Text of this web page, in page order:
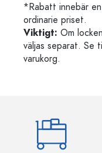
*Rabatt innebär
ordinarie priset.
Viktigt: Om
väljas separat. Se
varukorg.